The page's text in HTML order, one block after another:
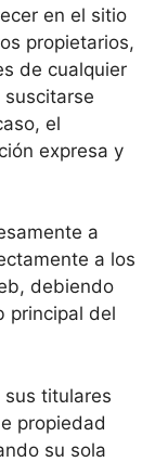
en el sitio
propietarios,
de cualquier
el
expresa y
a
a los
debiendo
principal del
sus titulares
propiedad
su sola